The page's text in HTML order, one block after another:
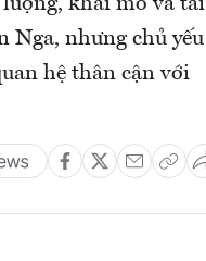
lượng, khai mỏ và tài
Nga, nhưng chủ yếu
hệ thân cận với